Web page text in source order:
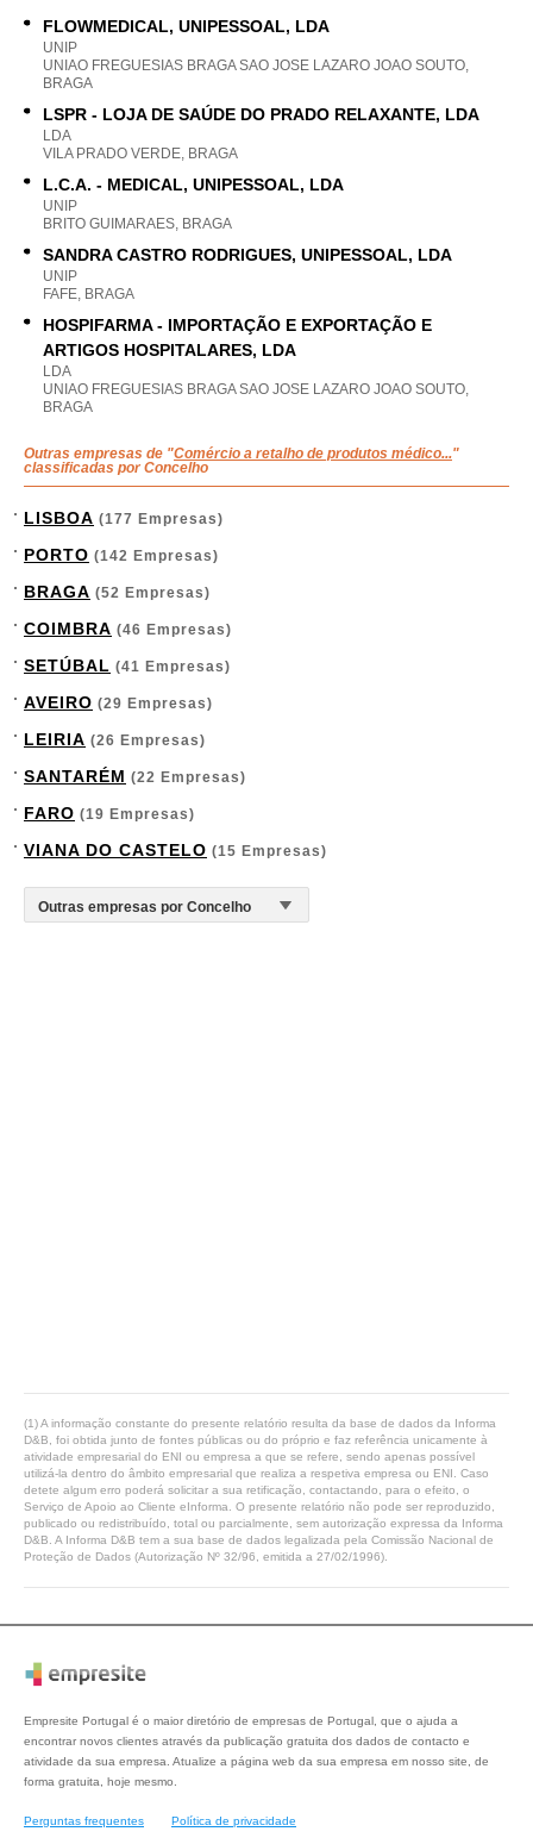
FLOWMEDICAL, UNIPESSOAL, LDA
UNIP
UNIAO FREGUESIAS BRAGA SAO JOSE LAZARO JOAO SOUTO,
BRAGA
LSPR - LOJA DE SAÚDE DO PRADO RELAXANTE, LDA
LDA
VILA PRADO VERDE, BRAGA
L.C.A. - MEDICAL, UNIPESSOAL, LDA
UNIP
BRITO GUIMARAES, BRAGA
SANDRA CASTRO RODRIGUES, UNIPESSOAL, LDA
UNIP
FAFE, BRAGA
HOSPIFARMA - IMPORTAÇÃO E EXPORTAÇÃO E
ARTIGOS HOSPITALARES, LDA
LDA
UNIAO FREGUESIAS BRAGA SAO JOSE LAZARO JOAO SOUTO,
BRAGA
Outras empresas de "Comércio a retalho de produtos médico..."
classificadas por Concelho
LISBOA (177 Empresas)
PORTO (142 Empresas)
BRAGA (52 Empresas)
COIMBRA (46 Empresas)
SETÚBAL (41 Empresas)
AVEIRO (29 Empresas)
LEIRIA (26 Empresas)
SANTARÉM (22 Empresas)
FARO (19 Empresas)
VIANA DO CASTELO (15 Empresas)
(1) A informação constante do presente relatório resulta da base de dados da Informa
D&B, foi obtida junto de fontes públicas ou do próprio e faz referência unicamente à
atividade empresarial do ENI ou empresa a que se refere, sendo apenas possível
utilizá-la dentro do âmbito empresarial que realiza a respetiva empresa ou ENI. Caso
detete algum erro poderá solicitar a sua retificação, contactando, para o efeito, o
Serviço de Apoio ao Cliente eInforma. O presente relatório não pode ser reproduzido,
publicado ou redistribuído, total ou parcialmente, sem autorização expressa da Informa
D&B. A Informa D&B tem a sua base de dados legalizada pela Comissão Nacional de
Proteção de Dados (Autorização Nº 32/96, emitida a 27/02/1996).
Empresite Portugal é o maior diretório de empresas de Portugal, que o ajuda a
encontrar novos clientes através da publicação gratuita dos dados de contacto e
atividade da sua empresa. Atualize a página web da sua empresa em nosso site, de
forma gratuita, hoje mesmo.
Perguntas frequentes Política de privacidade